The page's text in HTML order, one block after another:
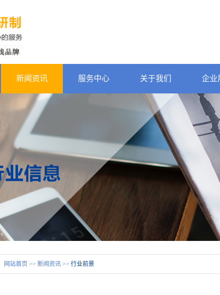
新闻资讯 服务中心 关于我们 企业
网站首页 >> 新闻资讯 >> 行业前景